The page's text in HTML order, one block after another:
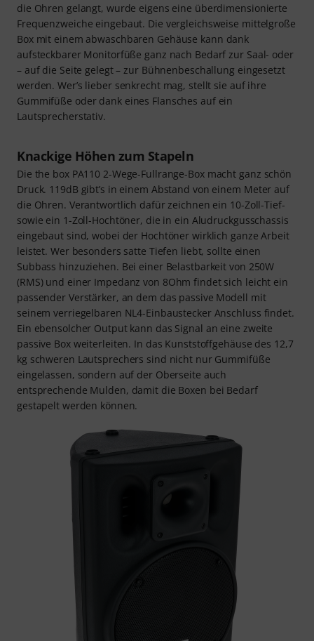
die Ohren gelangt, wurde eigens eine überdimensionierte
Frequenzweiche eingebaut. Die vergleichsweise mittelgroße
Box mit einem abwaschbaren Gehäuse kann dank
aufsteckbarer Monitorfüße ganz nach Bedarf zur Saal- oder
– auf die Seite gelegt – zur Bühnenbeschallung eingesetzt
werden. Wer’s lieber senkrecht mag, stellt sie auf ihre
Gummifüße oder dank eines Flansches auf ein
Lautsprecherstativ.
Knackige Höhen zum Stapeln
Die the box PA110 2-Wege-Fullrange-Box macht ganz schön
Druck. 119dB gibt’s in einem Abstand von einem Meter auf
die Ohren. Verantwortlich dafür zeichnen ein 10-Zoll-Tief-
sowie ein 1-Zoll-Hochtöner, die in ein Aludruckgusschassis
eingebaut sind, wobei der Hochtöner wirklich ganze Arbeit
leistet. Wer besonders satte Tiefen liebt, sollte einen
Subbass hinzuziehen. Bei einer Belastbarkeit von 250W
(RMS) und einer Impedanz von 8Ohm findet sich leicht ein
passender Verstärker, an dem das passive Modell mit
seinem verriegelbaren NL4-Einbaustecker Anschluss findet.
Ein ebensolcher Output kann das Signal an eine zweite
passive Box weiterleiten. In das Kunststoffgehäuse des 12,7
kg schweren Lautsprechers sind nicht nur Gummifüße
eingelassen, sondern auf der Oberseite auch
entsprechende Mulden, damit die Boxen bei Bedarf
gestapelt werden können.